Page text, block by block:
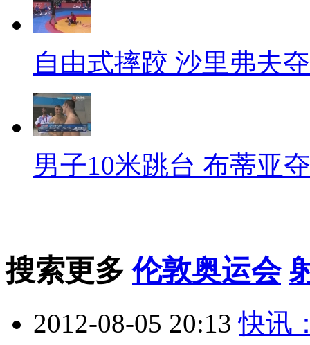
自由式摔跤 沙里弗夫
男子10米跳台 布蒂亚
搜索更多伦敦奥运会
2012-08-05 20:13 快讯